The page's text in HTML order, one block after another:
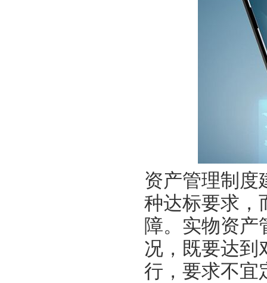
资产管理制度
种达标要求，
障。实物资产
况，既要达到
行，要求不宜